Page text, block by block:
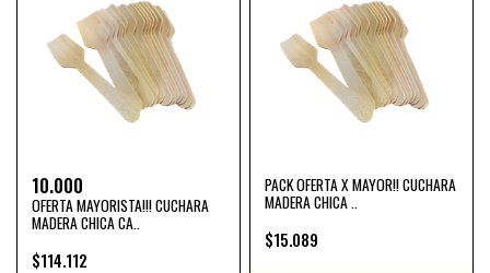
10.000
OFERTA MAYORISTA!!! CUCHARA
MADERA CHICA CA..
$114.112
PACK OFERTA X MAYOR!! CUCHARA
MADERA CHICA ..
$15.089